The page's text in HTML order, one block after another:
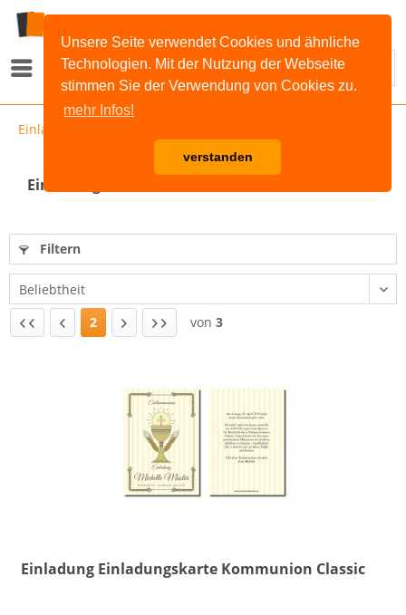
Unsere Seite verwendet Cookies und ähnliche
Technologien. Mit der Nutzung der Webseite
stimmen Sie der Verwendung von Cookies zu.
mehr Infos!
verstanden
Menü
Einladung Kommunion
Einladungskarten zur Kommunion
Filtern
2 von 3
Einladung Einladungskarte Kommunion Classic